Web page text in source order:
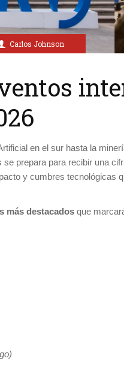
Carlos Johnson
en el sur hasta la
prepara para recibir una
y cumbres tecnológicas
más destacados que